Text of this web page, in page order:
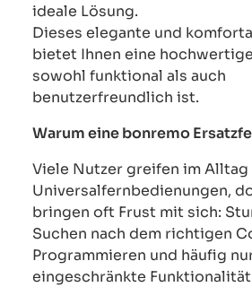
ideale Lösung.
Dieses elegante und
bietet Ihnen eine
sowohl funktional als auch
benutzerfreundlich ist.
Warum eine bonremo
Viele Nutzer greifen im Alltag
Universalfernbedienungen,
bringen oft Frust mit sich:
Suchen nach dem richtigen
Programmieren und häufig
eingeschränkte